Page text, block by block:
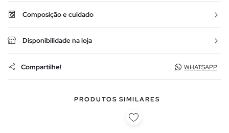
Composição e cuidado
Disponibilidade na loja
Compartilhe! WHATSAPP
PRODUTOS SIMILARES